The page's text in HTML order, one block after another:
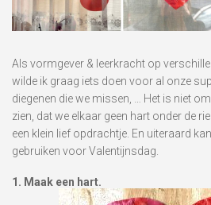
Als vormgever & leerkracht op
wilde ik graag iets doen voor al onze
diegenen die we missen, … Het is niet
zien, dat we elkaar geen hart onder de
een klein lief opdrachtje. En uiteraard
gebruiken voor Valentijnsdag.
1. Maak een hart.